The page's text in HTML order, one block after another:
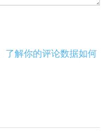
了解你的评论数据如何